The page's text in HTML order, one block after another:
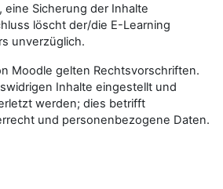
Sicherung der Inhalte
löscht der/die E-Learning
unverzüglich.
Moodle gelten Rechtsvorschriften.
Inhalte eingestellt und
werden; dies betrifft
und personenbezogene Daten.